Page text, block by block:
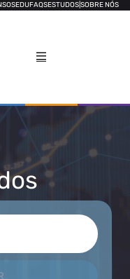
EDUFAQSESTUDOSSOBRE NÓS